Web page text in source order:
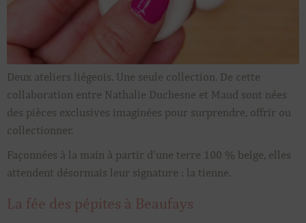
Deux ateliers liégeois. Une seule collection. De cette
collaboration entre Nathalie Duchesne et Maud sont nées
des pièces exclusives imaginées pour surprendre, offrir ou
collectionner.
Façonnées à la main à partir d’une terre 100 % belge, elles
attendent désormais leur signature : la tienne.
La fée des pépites à Beaufays